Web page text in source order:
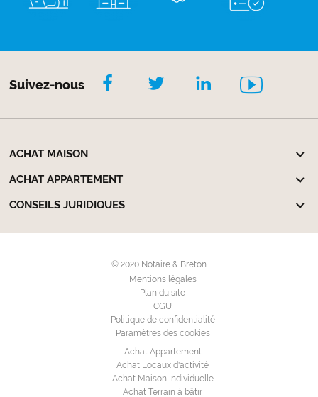
Suivez-nous
ACHAT MAISON
ACHAT APPARTEMENT
CONSEILS JURIDIQUES
© 2020 Notaire & Breton
Mentions légales
Plan du site
CGU
Politique de confidentialité
Paramètres des cookies
Achat Appartement
Achat Locaux d'activité
Achat Maison Individuelle
Achat Terrain à bâtir